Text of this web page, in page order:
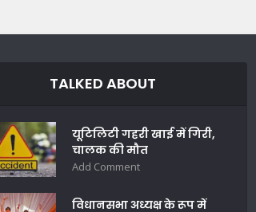
TALKED ABOUT
यूटिलिटी गहरी खाई में गिरी,
चालक की मौत
Add Comment
विधानसभा अध्यक्ष के रूप में